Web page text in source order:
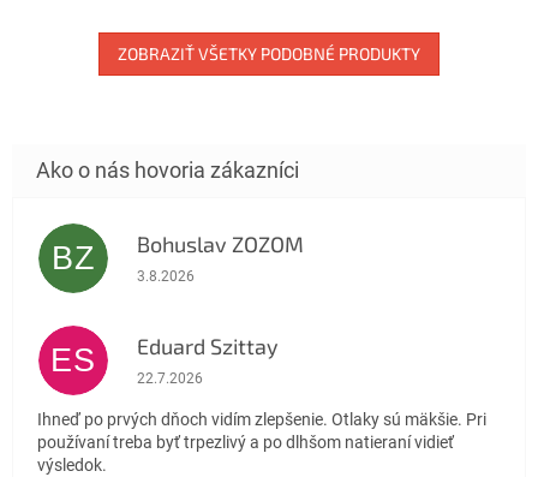
ZOBRAZIŤ VŠETKY PODOBNÉ PRODUKTY
BZ Bohuslav ZOZOM
Hodnotenie obchodu je 5 z 5 hviezdičiek.
3.8.2026
ES Eduard Szittay
Hodnotenie obchodu je 5 z 5 hviezdičiek.
22.7.2026
Ihneď po prvých dňoch vidím zlepšenie. Otlaky sú mäkšie. Pri
používaní treba byť trpezlivý a po dlhšom natieraní vidieť
výsledok.